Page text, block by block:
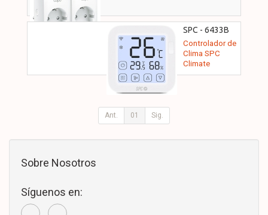
SPC - 6433B
Controlador de
Clima SPC
Climate
Controler
Ant. 01 Sig.
Sobre Nosotros
Síguenos en: